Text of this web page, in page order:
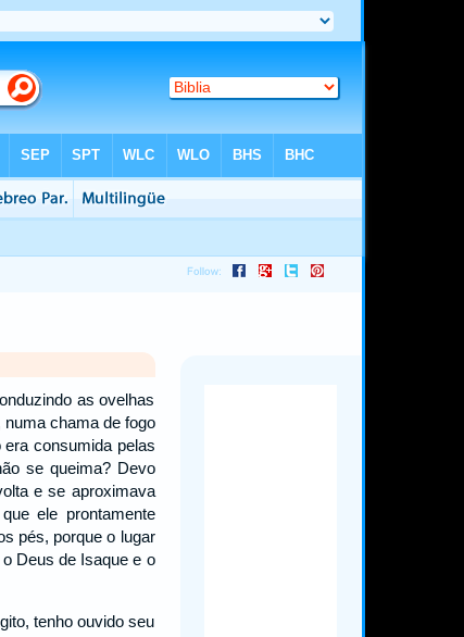
as ovelhas
numa chama de fogo
consumida pelas
se queima? Devo
e se aproximava
ele prontamente
pés, porque o lugar
Deus de Isaque e o
tenho ouvido seu